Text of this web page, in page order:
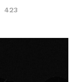
423